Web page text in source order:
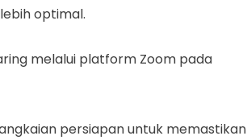
optimal.
melalui platform Zoom pada
persiapan untuk memastikan